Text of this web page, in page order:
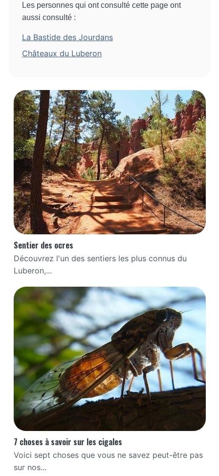
Les personnes qui ont consulté cette page ont
aussi consulté :
La Bastide des Jourdans
Châteaux du Luberon
Sentier des ocres
Découvrez l'un des sentiers les plus connus du
Luberon,...
7 choses à savoir sur les cigales
Voici sept choses que vous ne savez peut-être pas
sur nos...